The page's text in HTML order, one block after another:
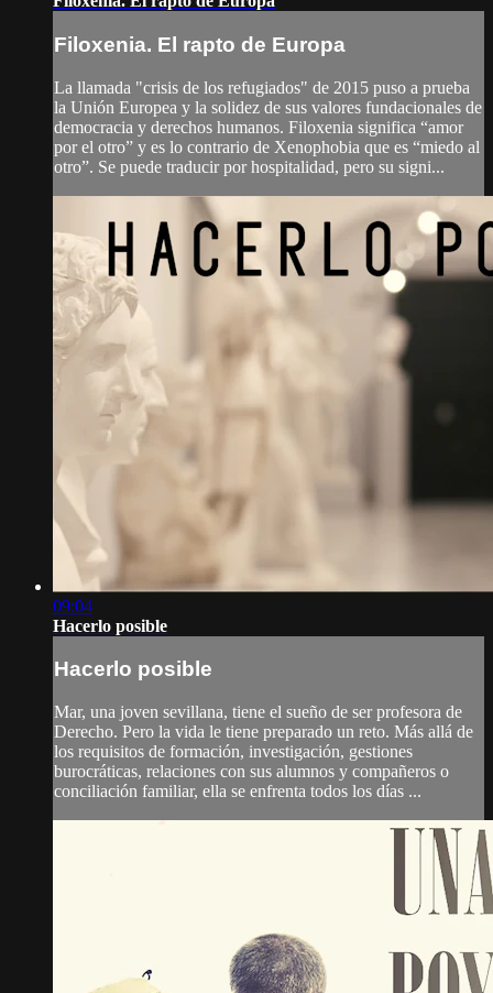
Filoxenia. El rapto de Europa
La llamada "crisis de los refugiados" de 2015 puso a prueba
la Unión Europea y la solidez de sus valores fundacionales de
democracia y derechos humanos. Filoxenia significa “amor
por el otro” y es lo contrario de Xenophobia que es “miedo al
otro”. Se puede traducir por hospitalidad, pero su signi...
09:04
Hacerlo posible
Hacerlo posible
Mar, una joven sevillana, tiene el sueño de ser profesora de
Derecho. Pero la vida le tiene preparado un reto. Más allá de
los requisitos de formación, investigación, gestiones
burocráticas, relaciones con sus alumnos y compañeros o
conciliación familiar, ella se enfrenta todos los días ...